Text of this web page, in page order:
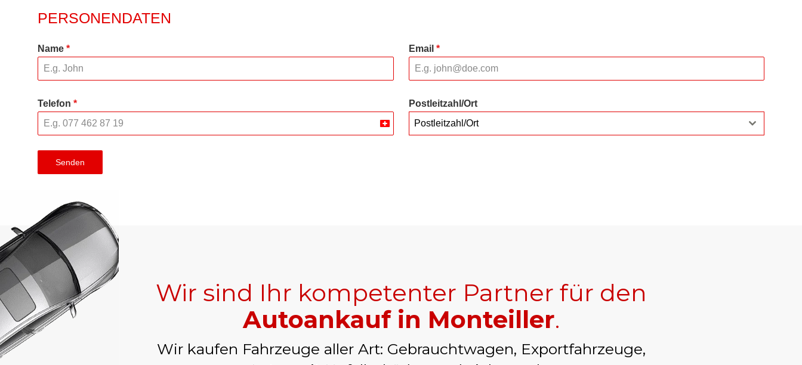
PERSONENDATEN
Name * Email *
Telefon *
Switzerland
Postleitzahl/Ort
Postleitzahl/Ort
Senden
Wir sind Ihr kompetenter Partner für den
Autoankauf in Monteiller.
Wir kaufen Fahrzeuge aller Art: Gebrauchtwagen, Exportfahrzeuge,